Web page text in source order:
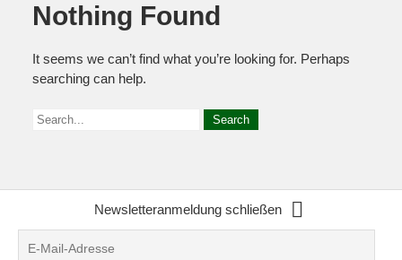
Nothing Found
It seems we can’t find what you’re looking for. Perhaps
searching can help.